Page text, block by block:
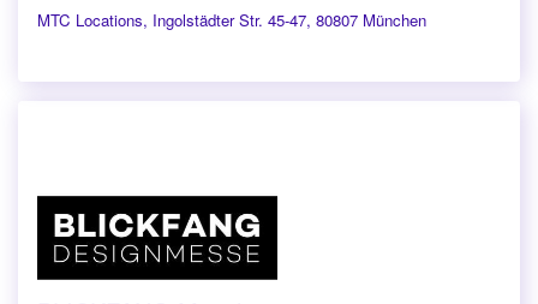
MTC Locations, Ingolstädter Str. 45-47, 80807 München